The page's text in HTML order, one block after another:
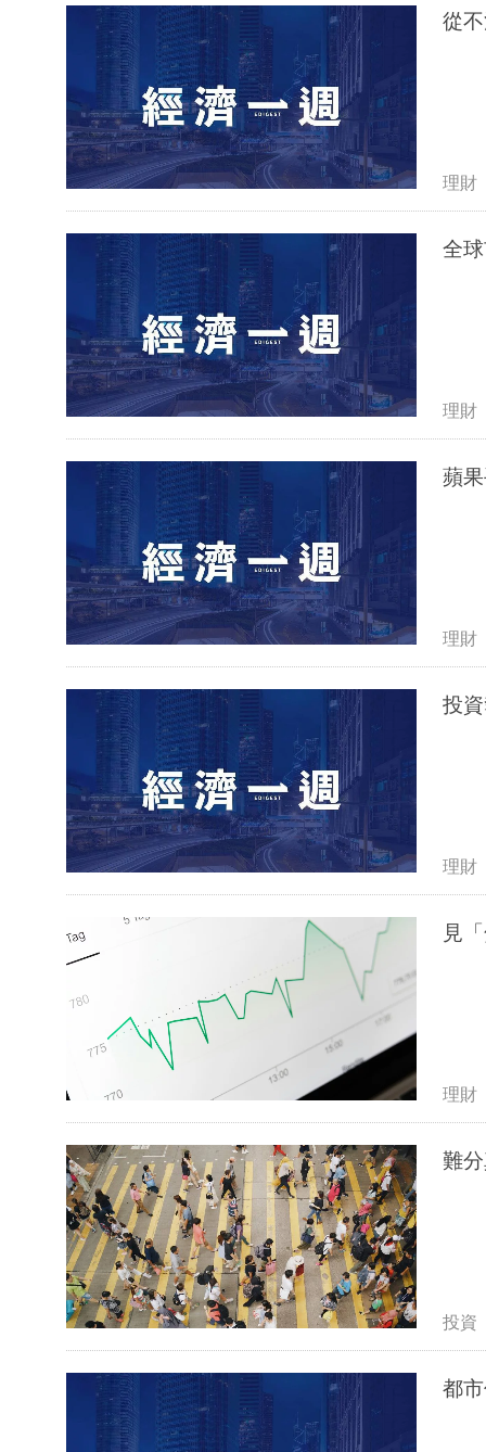
從
理財
全
理財
蘋
理財
投
理財
見
理財
難
投資
都